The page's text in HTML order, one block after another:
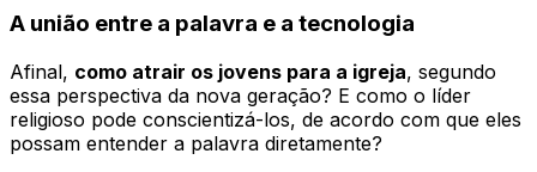
A união entre a palavra e a tecnologia
Afinal, como atrair os jovens para a igreja, segundo
essa perspectiva da nova geração? E como o líder
religioso pode conscientizá-los, de acordo com que eles
possam entender a palavra diretamente?